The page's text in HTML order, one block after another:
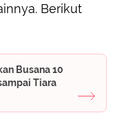
Berikut
Busana 10
Tiara